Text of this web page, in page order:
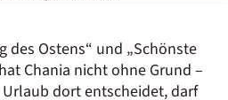
des Ostens“ und „Schönste
Chania nicht ohne Grund –
dort entscheidet, darf